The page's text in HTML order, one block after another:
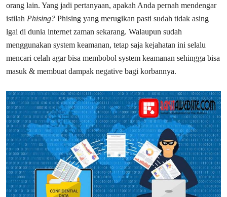
orang lain. Yang jadi pertanyaan, apakah Anda pernah mendengar
istilah Phising? Phising yang merugikan pasti sudah tidak asing
lgai di dunia internet zaman sekarang. Walaupun sudah
menggunakan system keamanan, tetap saja kejahatan ini selalu
mencari celah agar bisa membobol system keamanan sehingga bisa
masuk & membuat dampak negative bagi korbannya.